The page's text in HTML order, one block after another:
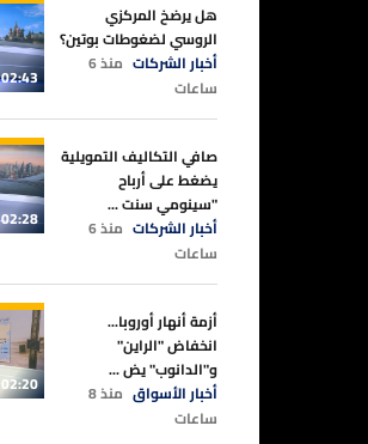
هل يرضخ المركزي
الروسي لضغوطات بوتين؟
أخبار الشركات
منذ 6
ساعات
02:43
صافي التكاليف التمويلية
يضغط على أرباح
"سينومي سنت ...
أخبار الشركات
منذ 6
ساعات
02:28
أزمة أنهار أوروبا...
انخفاض "الراين"
و"الدانوب" يض ...
أخبار الأسواق
منذ 8
ساعات
02:20